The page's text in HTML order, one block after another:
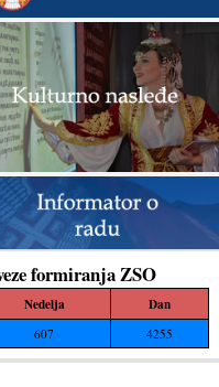
formiranja ZSO
Nedelja Dan
607 4255